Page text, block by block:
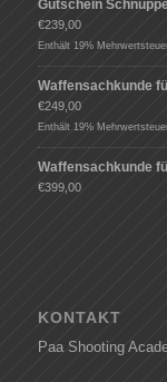
Gutschein
€239,00
Enthält 19%
Waffensachkunde
€249,00
Enthält 19%
Waffensachkunde
€399,00
KONTAKT
Paa Shooting